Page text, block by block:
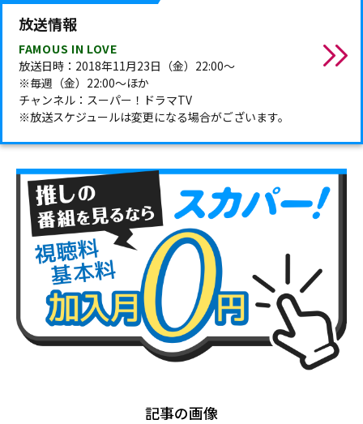
放送情報
FAMOUS IN LOVE
放送日時：2018年11月23日（金）22:00～
※毎週（金）22:00～ほか
チャンネル：スーパー！ドラマTV
※放送スケジュールは変更になる場合がございます。
記事の画像